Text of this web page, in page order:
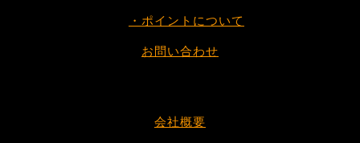
・ポイントについて
お問い合わせ
会社概要